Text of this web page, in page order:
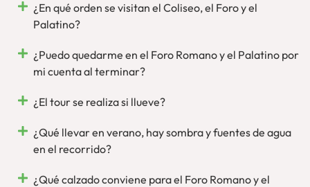
¿En qué orden se visitan el Coliseo, el Foro y el
Palatino?
¿Puedo quedarme en el Foro Romano y el Palatino por
mi cuenta al terminar?
¿El tour se realiza si llueve?
¿Qué llevar en verano, hay sombra y fuentes de agua
en el recorrido?
¿Qué calzado conviene para el Foro Romano y el